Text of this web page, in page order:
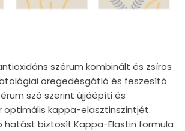
szérum kombinált és zsíros
öregedésgátló és feszesítő
szó szerint újjáépíti és
optimális kappa-elasztinszintjét.
hatást biztosít.Kappa-Elastin formula